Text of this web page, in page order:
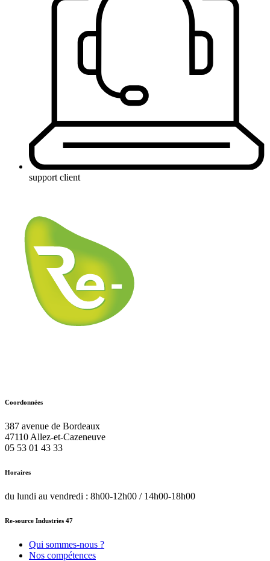
support client
Coordonnées
387 avenue de Bordeaux
47110 Allez-et-Cazeneuve
05 53 01 43 33
Horaires
du lundi au vendredi : 8h00-12h00 / 14h00-18h00
Re-source Industries 47
Qui sommes-nous ?
Nos compétences